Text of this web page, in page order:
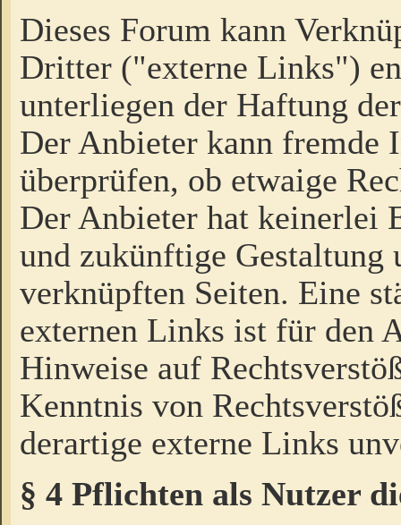
Dieses Forum kann
Dritter ("externe Links")
unterliegen der Haftung
Der Anbieter kann fremde
überprüfen, ob etwaige
Der Anbieter hat keinerlei
und zukünftige Gestaltung
verknüpften Seiten. Eine
externen Links ist für den
Hinweise auf
Kenntnis von
derartige externe Links
§ 4 Pflichten als Nutzer